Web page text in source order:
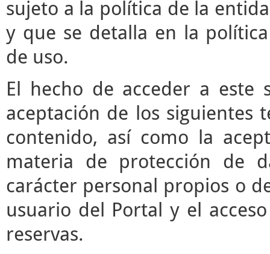
sujeto a la política de la
y que se detalla en la
de uso.
El hecho de acceder a
aceptación de los siguientes
contenido, así como la
materia de protección de
carácter personal propios o
usuario del Portal y el
reservas.